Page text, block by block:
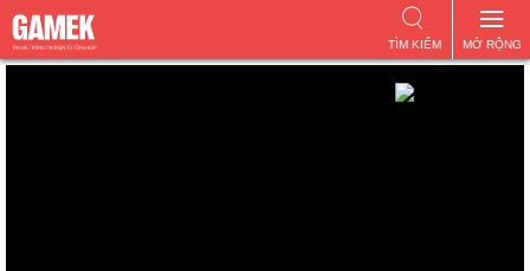
MỞ RỘNG
TÌM KIẾM